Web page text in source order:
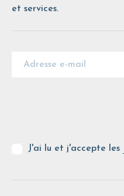
et services.
J'ai lu et j'accepte les